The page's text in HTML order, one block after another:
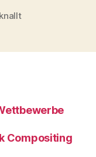
24
Compositing